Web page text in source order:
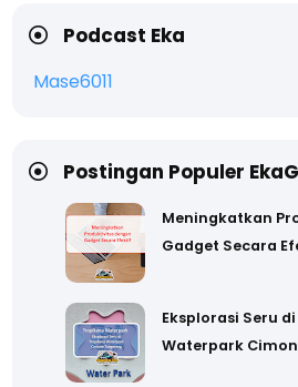
Podcast Eka
Mase6011
Postingan Populer
Meningkatkan
Gadget Secara
Eksplorasi Seru
Waterpark